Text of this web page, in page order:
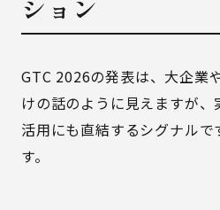
ション
GTC 2026の発表は、大企業
けの話のように見えますが
活用にも直結するシグナルで
す。